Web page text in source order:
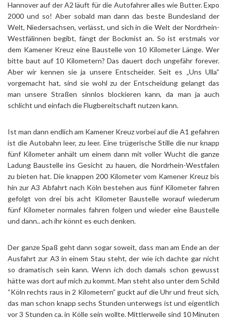
Hannover auf der A2 läuft für die Autofahrer alles wie Butter. Expo
2000 und so! Aber sobald man dann das beste Bundesland der
Welt, Niedersachsen, verlässt, und sich in die Welt der Nordrhein-
Westfälinnen begibt, fängt der Bockmist an. So ist erstmals vor
dem Kamener Kreuz eine Baustelle von 10 Kilometer Länge. Wer
bitte baut auf 10 Kilometern? Das dauert doch ungefähr forever.
Aber wir kennen sie ja unsere Entscheider. Seit es „Uns Ulla“
vorgemacht hat, sind sie wohl zu der Entscheidung gelangt das
man unsere Straßen sinnlos blockieren kann, da man ja auch
schlicht und einfach die Flugbereitschaft nutzen kann.
Ist man dann endlich am Kamener Kreuz vorbei auf die A1 gefahren
ist die Autobahn leer, zu leer. Eine trügerische Stille die nur knapp
fünf Kilometer anhält um einem dann mit voller Wucht die ganze
Ladung Baustelle ins Gesicht zu hauen, die Nordrhein-Westfalen
zu bieten hat. Die knappen 200 Kilometer vom Kamener Kreuz bis
hin zur A3 Abfahrt nach Köln bestehen aus fünf Kilometer fahren
gefolgt von drei bis acht Kilometer Baustelle worauf wiederum
fünf Kilometer normales fahren folgen und wieder eine Baustelle
und dann.. ach ihr könnt es euch denken.
Der ganze Spaß geht dann sogar soweit, dass man am Ende an der
Ausfahrt zur A3 in einem Stau steht, der wie ich dachte gar nicht
so dramatisch sein kann. Wenn ich doch damals schon gewusst
hätte was dort auf mich zu kommt. Man steht also unter dem Schild
“Köln rechts raus in 2 Kilometern” guckt auf die Uhr und freut sich,
das man schon knapp sechs Stunden unterwegs ist und eigentlich
vor 3 Stunden ca. in Kölle sein wollte. Mittlerweile sind 10 Minuten